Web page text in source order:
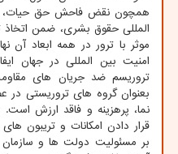
همچون نقض فاحش حق حیات،
المللی حقوق بشری، ضمن اتخاذ
موثر با ترور در همه ابعاد
تروریسم ضد جریان های
بعنوان گروه های تروریستی در
قرار دادن امکانات و تریبون
بر مسئولیت دولت ها و